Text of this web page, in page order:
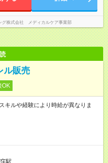
グ株式会社 メディカルケア事業部
販売
OK
ルや経験により時給が異なりま
駅